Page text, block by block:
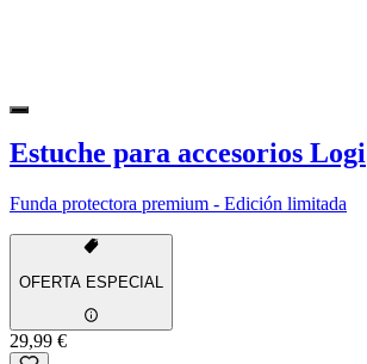
Estuche para accesorios Logi
Funda protectora premium - Edición limitada
OFERTA ESPECIAL
29,99 €